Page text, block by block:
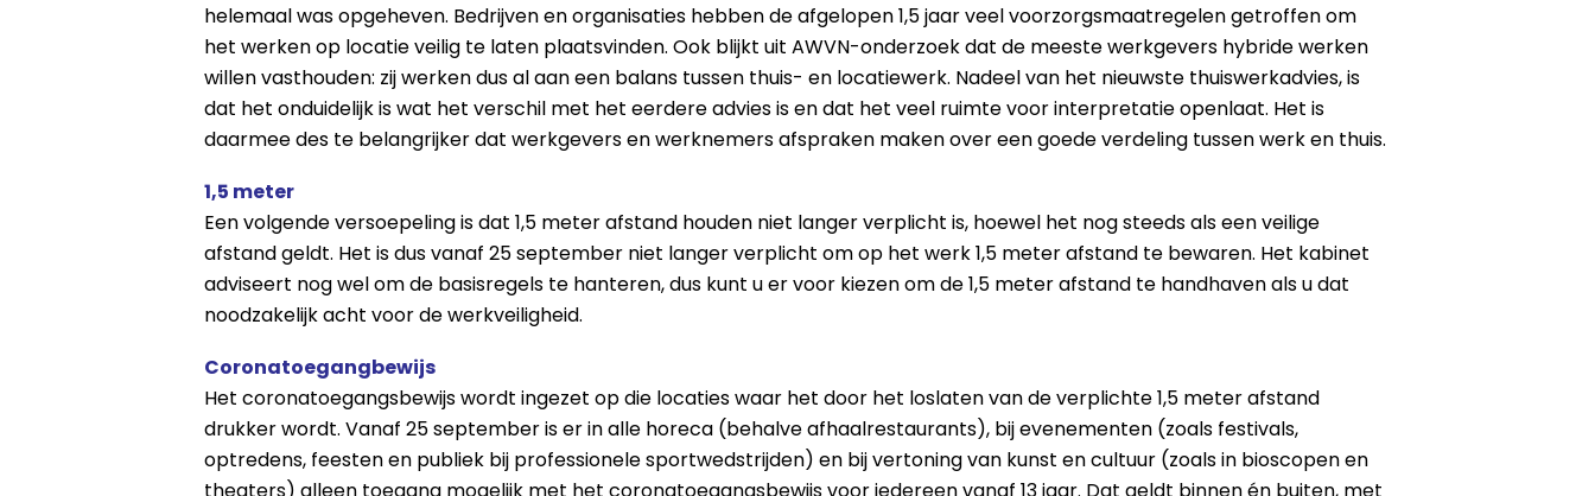
helemaal was opgeheven. Bedrijven en organisaties hebben de afgelopen 1,5 jaar veel voorzorgsmaatregelen getroffen om
het werken op locatie veilig te laten plaatsvinden. Ook blijkt uit AWVN-onderzoek dat de meeste werkgevers hybride werken
willen vasthouden: zij werken dus al aan een balans tussen thuis- en locatiewerk. Nadeel van het nieuwste thuiswerkadvies, is
dat het onduidelijk is wat het verschil met het eerdere advies is en dat het veel ruimte voor interpretatie openlaat. Het is
daarmee des te belangrijker dat werkgevers en werknemers afspraken maken over een goede verdeling tussen werk en thuis.
1,5 meter
Een volgende versoepeling is dat 1,5 meter afstand houden niet langer verplicht is, hoewel het nog steeds als een veilige
afstand geldt. Het is dus vanaf 25 september niet langer verplicht om op het werk 1,5 meter afstand te bewaren. Het kabinet
adviseert nog wel om de basisregels te hanteren, dus kunt u er voor kiezen om de 1,5 meter afstand te handhaven als u dat
noodzakelijk acht voor de werkveiligheid.
Coronatoegangbewijs
Het coronatoegangsbewijs wordt ingezet op die locaties waar het door het loslaten van de verplichte 1,5 meter afstand
drukker wordt. Vanaf 25 september is er in alle horeca (behalve afhaalrestaurants), bij evenementen (zoals festivals,
optredens, feesten en publiek bij professionele sportwedstrijden) en bij vertoning van kunst en cultuur (zoals in bioscopen en